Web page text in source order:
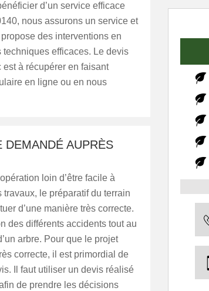
d’un service efficace
nous assurons un service et
des interventions en
efficaces. Le devis
à récupérer en faisant
en ligne ou en nous
DEMANDÉ AUPRÈS
loin d’être facile à
le préparatif du terrain
d’une manière très correcte.
des différents accidents tout au
arbre. Pour que le projet
correcte, il est primordial de
Il faut utiliser un devis réalisé
de prendre les décisions